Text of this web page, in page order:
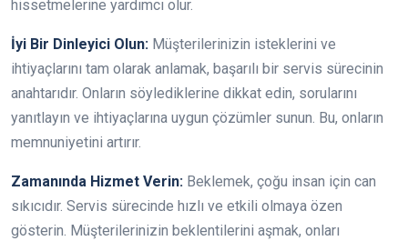
hissetmelerine yardımcı olur.
İyi Bir Dinleyici Olun: Müşterilerinizin isteklerini ve
ihtiyaçlarını tam olarak anlamak, başarılı bir servis sürecinin
anahtarıdır. Onların söylediklerine dikkat edin, sorularını
yanıtlayın ve ihtiyaçlarına uygun çözümler sunun. Bu, onların
memnuniyetini artırır.
Zamanında Hizmet Verin: Beklemek, çoğu insan için can
sıkıcıdır. Servis sürecinde hızlı ve etkili olmaya özen
gösterin. Müşterilerinizin beklentilerini aşmak, onları